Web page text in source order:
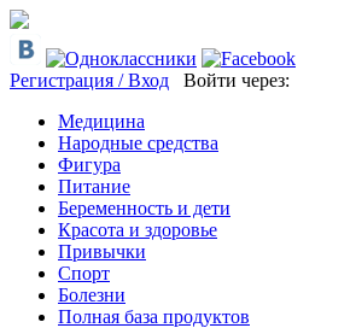
Регистрация / Вход Войти через:
Медицина
Народные средства
Фигура
Питание
Беременность и дети
Красота и здоровье
Привычки
Спорт
Болезни
Полная база продуктов